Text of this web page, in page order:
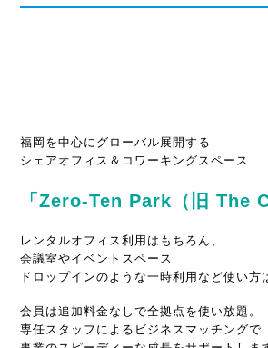
福岡を中心にグローバル展開する
シェアオフィス＆コワーキングスペース
「Zero-Ten Park（旧 The
レンタルオフィス利用はもちろん、
会議室やイベントスペース
ドロップインのような一時利用など使い方
会員は追加料金なしで全拠点を使い放題。
専任スタッフによるビジネスマッチングで